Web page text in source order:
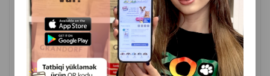
( Rəylər)
Çəki Qiymət
Almaq
10 ltr
15.00